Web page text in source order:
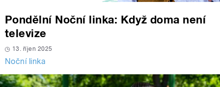
Pondělní Noční linka: Když doma není
televize
13. říjen 2025
Noční linka